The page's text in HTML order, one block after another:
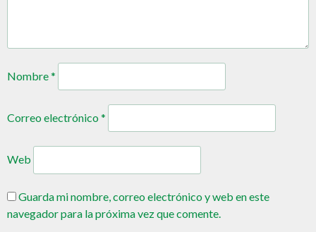
Nombre*
Correo electrónico*
Web
Guarda mi nombre, correo electrónico y web en este
navegador para la próxima vez que comente.